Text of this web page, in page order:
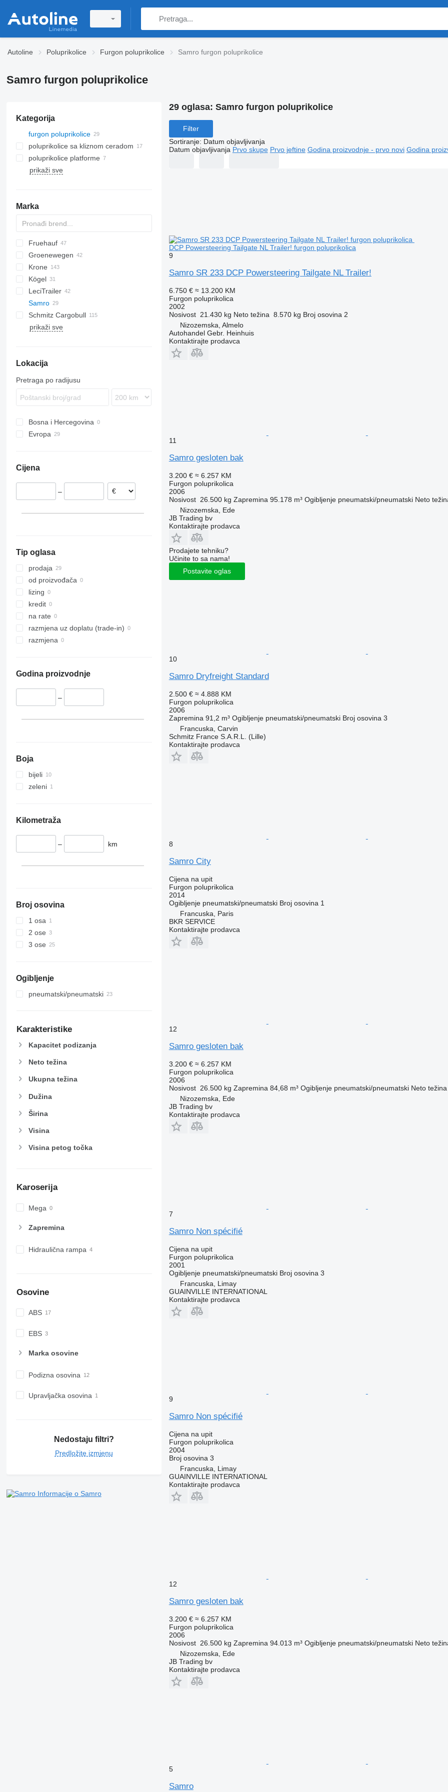
Autoline Poluprikolice Furgon poluprikolice Samro furgon poluprikolice
Samro furgon poluprikolice
Kategorija
furgon poluprikolice
poluprikolice sa kliznom ceradom
poluprikolice platforme
prikaži sve
Marka
AS
TSAA
BPO
CSD
OPL
TXA
L-series
T-series
SZS
FLO
Fruehauf
TF
TX
Groenewegen
DRO
DO
S-series
K-series
CF
Krone
Profi Liner
SD
SDK
SDP
SDR
Kögel
S 24
SN
SP
LeciTrailer
LTP
T-series
TBD
TXD
RSBS
ROC
Kaiser
Samro
SR
ST
Schmitz Cargobull
KO
SCS
SW
SGL
S-series
F-series
LPRS
ST
prikaži sve
Lokacija
Pretraga po radijusu
Bosna i Hercegovina
Evropa
Njemačka
Portugalija
Cijena
–
Tip oglasa
prodaja
od proizvođača
lizing
kredit
na rate
razmjena uz doplatu (trade-in)
razmjena
Godina proizvodnje
–
Boja
bijeli
zeleni
Kilometraža
– km
Broj osovina
1 osa
2 ose
3 ose
Ogibljenje
pneumatski/pneumatski
Karakteristike
Kapacitet podizanja
Neto težina
Ukupna težina
Dužina
Širina
Visina
Visina petog točka
Karoserija
Mega
Zapremina
Hidraulična rampa
Osovine
ABS
EBS
Marka osovine
Podizna osovina
Upravljačka osovina
Nedostaju filtri?
Predložite izmjenu
Informacije o Samro
29 oglasa: Samro furgon poluprikolice
Filter
Sortiranje: Datum objavljivanja
Datum objavljivanja Prvo skupe Prvo jeftine Godina proizvodnje - prvo novi Godina
DCP Powersteering Tailgate NL Trailer! furgon poluprikolica
9
Samro SR 233 DCP Powersteering Tailgate NL Trailer!
6.750 € ≈ 13.200 KM
Furgon poluprikolica
2002
Nosivost 21.430 kg Neto težina 8.570 kg Broj osovina 2
Nizozemska, Almelo
Autohandel Gebr. Heinhuis
Kontaktirajte prodavca
11
Samro gesloten bak
3.200 € ≈ 6.257 KM
Furgon poluprikolica
2006
Nosivost 26.500 kg Zapremina 95.178 m³ Ogibljenje pneumatski/pneumatski Neto
Nizozemska, Ede
JB Trading bv
Kontaktirajte prodavca
Prodajete tehniku?
Učinite to sa nama!
Postavite oglas
10
Samro Dryfreight Standard
2.500 € ≈ 4.888 KM
Furgon poluprikolica
2006
Zapremina 91,2 m³ Ogibljenje pneumatski/pneumatski Broj osovina 3
Francuska, Carvin
Schmitz France S.A.R.L. (Lille)
Kontaktirajte prodavca
8
Samro City
Cijena na upit
Furgon poluprikolica
2014
Ogibljenje pneumatski/pneumatski Broj osovina 1
Francuska, Paris
BKR SERVICE
Kontaktirajte prodavca
12
Samro gesloten bak
3.200 € ≈ 6.257 KM
Furgon poluprikolica
2006
Nosivost 26.500 kg Zapremina 84,68 m³ Ogibljenje pneumatski/pneumatski Neto težina
Nizozemska, Ede
JB Trading bv
Kontaktirajte prodavca
7
Samro Non spécifié
Cijena na upit
Furgon poluprikolica
2001
Ogibljenje pneumatski/pneumatski Broj osovina 3
Francuska, Limay
GUAINVILLE INTERNATIONAL
Kontaktirajte prodavca
9
Samro Non spécifié
Cijena na upit
Furgon poluprikolica
2004
Broj osovina 3
Francuska, Limay
GUAINVILLE INTERNATIONAL
Kontaktirajte prodavca
12
Samro gesloten bak
3.200 € ≈ 6.257 KM
Furgon poluprikolica
2006
Nosivost 26.500 kg Zapremina 94.013 m³ Ogibljenje pneumatski/pneumatski Neto
Nizozemska, Ede
JB Trading bv
Kontaktirajte prodavca
5
Samro